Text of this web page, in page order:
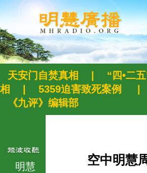
天安门自焚真相
“四•二
相
5359迫害致死案例
《九评》编辑部
明慧 空中明慧